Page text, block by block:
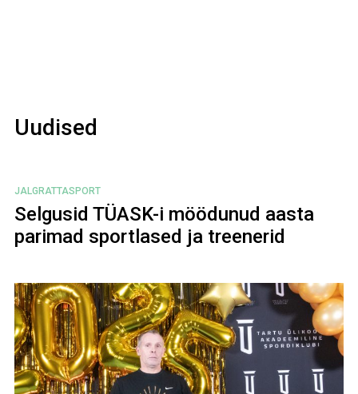
Uudised
JALGRATTASPORT
Selgusid TÜASK-i möödunud aasta
parimad sportlased ja treenerid